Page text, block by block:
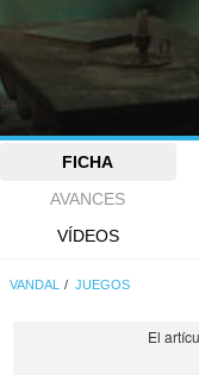
FICHA
AVANCES
VÍDEOS
VANDAL JUEGOS